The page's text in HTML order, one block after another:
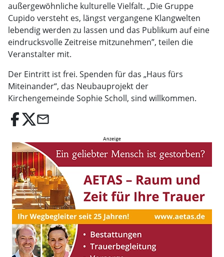
außergewöhnliche kulturelle Vielfalt. „Die Gruppe
Cupido versteht es, längst vergangene Klangwelten
lebendig werden zu lassen und das Publikum auf eine
eindrucksvolle Zeitreise mitzunehmen”, teilen die
Veranstalter mit.
Der Eintritt ist frei. Spenden für das „Haus fürs
Miteinander“, das Neubauprojekt der
Kirchengemeinde Sophie Scholl, sind willkommen.
email